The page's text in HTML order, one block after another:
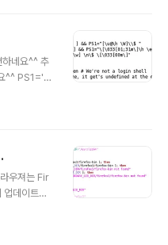
had an invalid session-id h
하네요^^ 추
^^ PS1='\
\[\033[00
우져는 Fir
데이트를
된다고 한